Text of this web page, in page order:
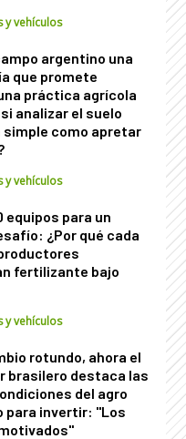
y vehículos
argentino una
que promete
práctica agrícola
analizar el suelo
como apretar
y vehículos
equipos para un
¿Por qué cada
fertilizante bajo
y vehículos
rotundo, ahora el
brasilero destaca las
del agro
para invertir: "Los